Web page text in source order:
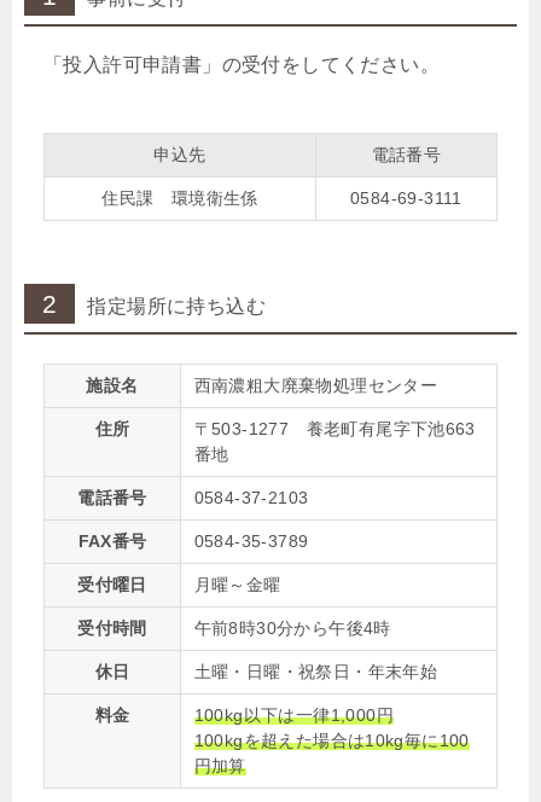
「投入許可申請書」の受付をしてください。
申込先 電話番号
住民課 環境衛生係 0584-69-3111
2 指定場所に持ち込む
施設名 西南濃粗大廃棄物処理センター
住所
〒503-1277 養老町有尾字下池663
番地
電話番号 0584-37-2103
FAX番号 0584-35-3789
受付曜日 月曜～金曜
受付時間 午前8時30分から午後4時
休日 土曜・日曜・祝祭日・年末年始
料金
100kg以下は一律1,000円
100kgを超えた場合は10kg毎に100
円加算